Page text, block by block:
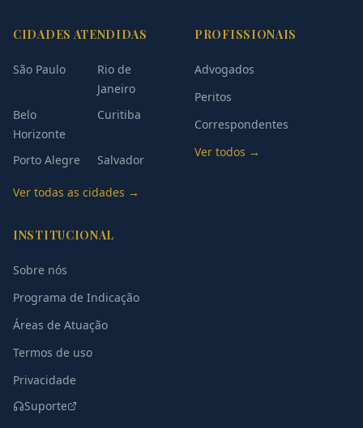
CIDADES ATENDIDAS
São Paulo
Rio de
Janeiro
Belo
Horizonte
Curitiba
Porto Alegre Salvador
Ver todas as cidades →
PROFISSIONAIS
Advogados
Peritos
Correspondentes
Ver todos →
INSTITUCIONAL
Sobre nós
Programa de Indicação
Áreas de Atuação
Termos de uso
Privacidade
Suporte